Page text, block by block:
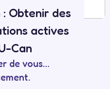
Obtenir des
actives
Can
de vous…